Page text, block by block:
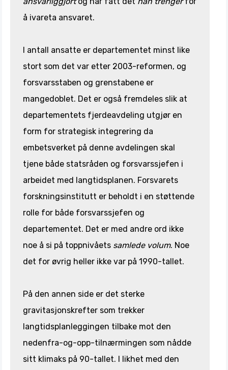
å ivareta ansvaret.
I antall ansatte er departementet minst like
stort som det var etter 2003-reformen, og
forsvarsstaben og grenstabene er
mangedoblet. Det er også fremdeles slik at
departementets fjerdeavdeling utgjør en
form for strategisk integrering da
embetsverket på denne avdelingen skal
tjene både statsråden og forsvarssjefen i
arbeidet med langtidsplanen. Forsvarets
forskningsinstitutt er beholdt i en støttende
rolle for både forsvarssjefen og
departementet. Det er med andre ord ikke
noe å si på toppnivåets samlede volum. Noe
det for øvrig heller ikke var på 1990-tallet.
På den annen side er det sterke
gravitasjonskrefter som trekker
langtidsplanleggingen tilbake mot den
nedenfra-og-opp-tilnærmingen som nådde
sitt klimaks på 90-tallet. I likhet med den